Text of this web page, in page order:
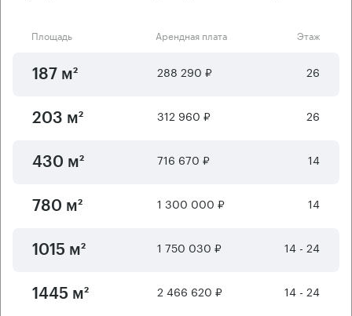
Площадь Арендная плата Этаж
187 м² 288 290 ₽ 26
203 м² 312 960 ₽ 26
430 м² 716 670 ₽ 14
780 м² 1 300 000 ₽ 14
1015 м² 1 750 030 ₽ 14 - 24
1445 м² 2 466 620 ₽ 14 - 24